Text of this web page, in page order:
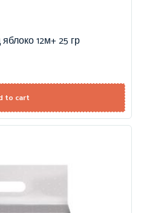
12м+ 25 гр
to cart